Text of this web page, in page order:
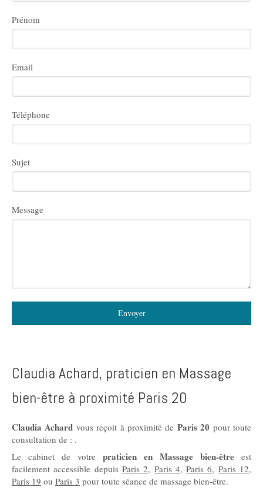
Prénom
Email
Téléphone
Sujet
Message
Envoyer
Claudia Achard, praticien en Massage
bien-être à proximité Paris 20
Claudia Achard vous reçoit à proximité de Paris 20 pour toute
consultation de : .
Le cabinet de votre praticien en Massage bien-être est
facilement accessible depuis Paris 2, Paris 4,Paris 6, Paris 12,
Paris 19 ou Paris 3 pour toute séance de massage bien-être.